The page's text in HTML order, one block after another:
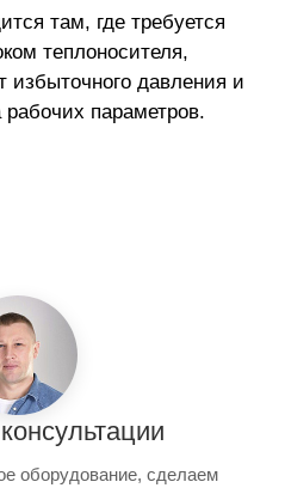
там, где требуется
теплоносителя,
избыточного давления и
рабочих параметров.
оборудование, сделаем